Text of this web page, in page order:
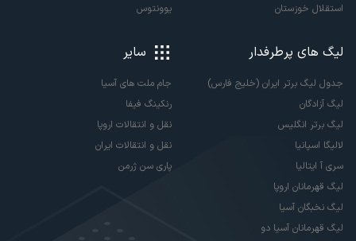
استقلال خوزستان
یوونتوس
لیگ های پرطرفدار
جدول لیگ برتر ایران (خلیج فارس)
لیگ آزادگان
لیگ برتر انگلیس
لالیگا اسپانیا
سری آ ایتالیا
لیگ قهرمانان اروپا
لیگ نخبگان آسیا
لیگ قهرمانان آسیا دو
سایر
جام ملت های آسیا
رنکینگ فیفا
نقل و انتقالات اروپا
نقل و انتقالات ایران
پاری سن ژرمن